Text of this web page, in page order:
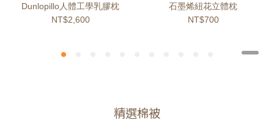
Dunlopillo人體工學乳膠枕
NT$2,600
石墨烯紐花立體枕
NT$700
精選棉被